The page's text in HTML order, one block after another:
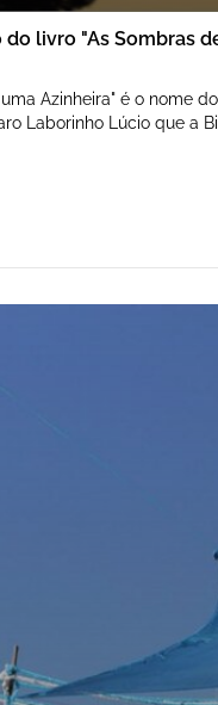
livro "As Sombras
Azinheira" é o nome
Laborinho Lúcio que a